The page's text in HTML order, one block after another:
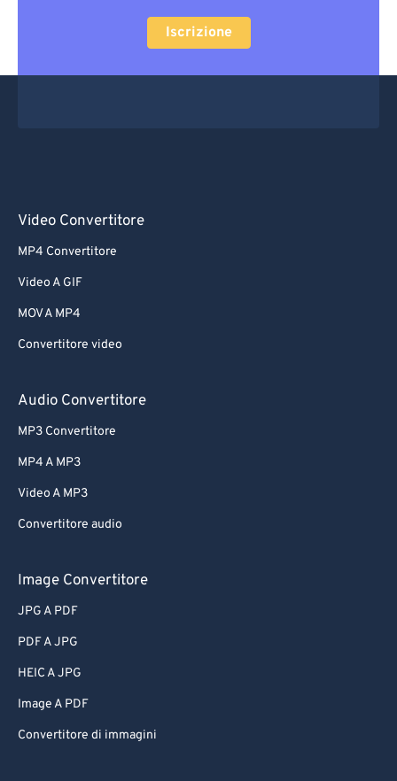
Iscrizione
Video Convertitore
MP4 Convertitore
Video A GIF
MOV A MP4
Convertitore video
Audio Convertitore
MP3 Convertitore
MP4 A MP3
Video A MP3
Convertitore audio
Image Convertitore
JPG A PDF
PDF A JPG
HEIC A JPG
Image A PDF
Convertitore di immagini